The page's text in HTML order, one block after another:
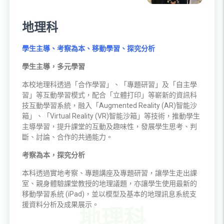
地理科
學生主導、考察為本、移動學習、探究分析
學生主導，多元學習
本校地理科透過「合作學習」、「專題研習」及「自主學
習」等互動學習模式，配合「立體打印」等嶄新的資訊科
技互動學習系統，融入「Augmented Reality (AR)智能沙
箱」、「Virtual Reality (VR)智能沙箱」等技術，推動學生
主導學習，提升課堂的互動及趣味性，發展學生思考、判
斷、討論、合作的共通能力。
考察為本，探究分析
本科透過實地考察、專題講座及專題研習，讓學生走出課
室、親身體驗課堂教授的地理議題，亦讓學生使用最新的
移動學習系統 (iPad)，並以模型及基本的地理訊息系統支
援資料分析及成果展示。